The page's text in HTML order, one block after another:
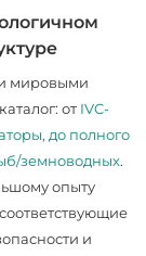
мировыми
от IVC-
до полного
земноводных.
опыту
и